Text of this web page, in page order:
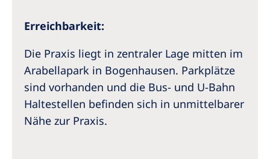
Erreichbarkeit:
Die Praxis liegt in zentraler Lage mitten im
Arabellapark in Bogenhausen. Parkplätze
sind vorhanden und die Bus- und U-Bahn
Haltestellen befinden sich in unmittelbarer
Nähe zur Praxis.